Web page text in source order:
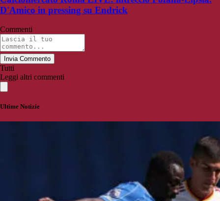
D'Amico in pressing su Endrick
Commenti
Invia Commento
Tutti
Leggi altri commenti
Ultime Notizie